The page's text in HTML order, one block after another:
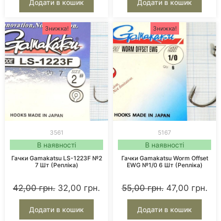
частіше при лові хижака. Впевнений зачіп з двох
сторін. Подвійні гачки - відмінно тримаються в
тілі приманки.
Купити гачки трійники
рибальські для лову
Гачки трійники - максимально надійні при лові
щуки, судака, окуня. Часто ставляться на воблери
і блешні. У нас можна купити трійники
перевірених брендів з гострим жалом і
антикорозійним покриттям.
Купити гачки рибальські
за стилем лову: особливості
та поради
Додати в кошик Додати в кошик
Знижка!
3561
В наявності
Гачки Gamakatsu LS-1223F №2
7 Шт (репліка)
42,00грн. 32,00 грн.
Додати в кошик
Знижка!
5167
В наявності
Гачки Gamakatsu Worm Offset
EWG №1/0 6 Шт (репліка)
55,00грн. 47,00 грн.
Додати в кошик